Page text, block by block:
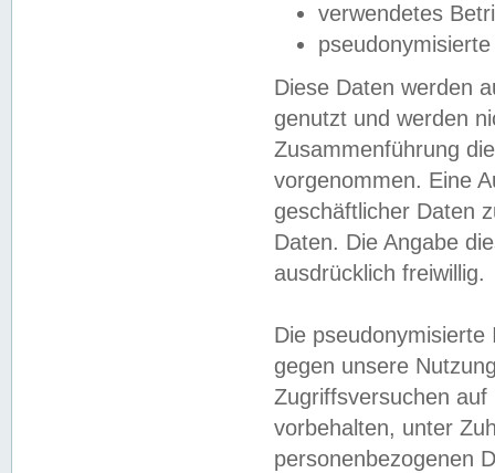
verwendetes
Diese Daten werden
genutzt und werden
Zusammenführung
vorgenommen. Eine
geschäftlicher Daten
Daten. Die Angabe
ausdrücklich freiwillig.
Die
gegen unsere
Zugriffsversuchen
vorbehalten, unter
personenbezogenen